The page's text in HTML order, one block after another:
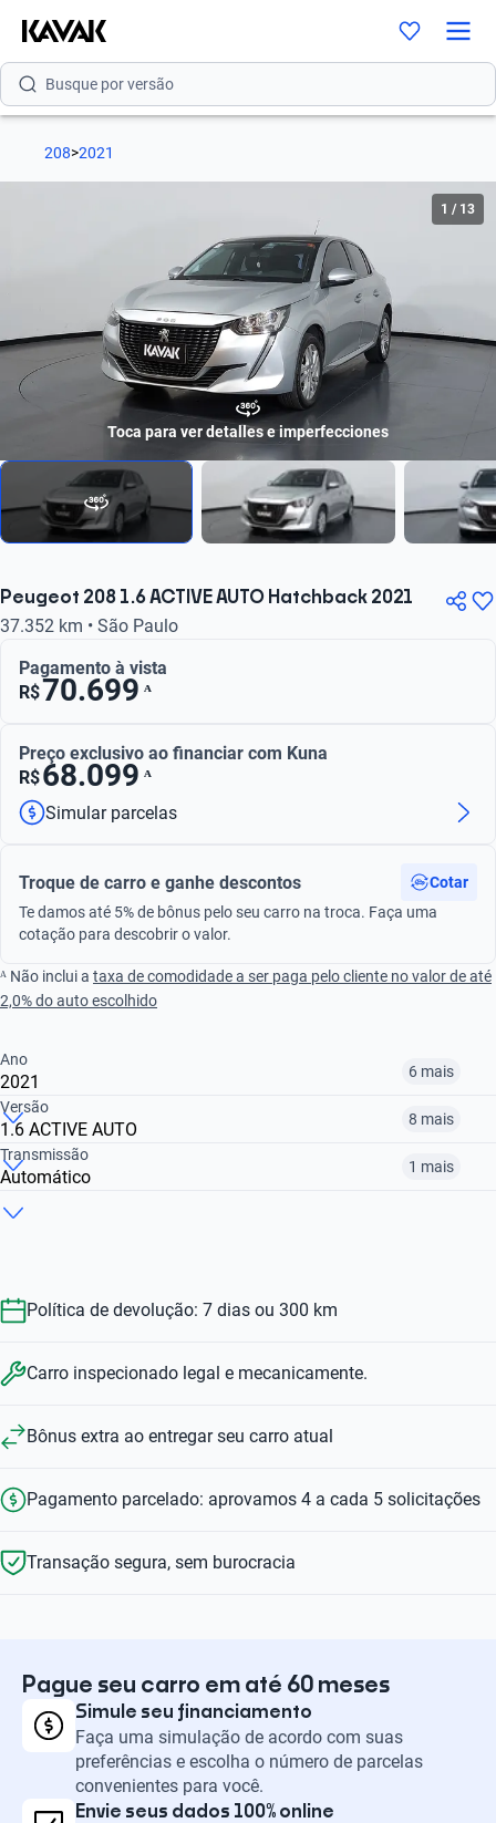
Busque por modelo
Busque por versão
Busque por versão
Busque por ano
208>2021
Toca para ver detalles e imperfecciones
1 / 13
Peugeot 208 1.6 ACTIVE AUTO Hatchback 2021
37.352 km • São Paulo
Pagamento à vista
R$70.699 ᴬ
Preço exclusivo ao financiar com Kuna
R$68.099 ᴬ
Simular parcelas
Troque de carro e ganhe descontos
Cotar
Te damos até 5% de bônus pelo seu carro na troca. Faça uma
cotação para descobrir o valor.
ᴬ Não inclui a taxa de comodidade a ser paga pelo cliente no valor de até
2,0% do auto escolhido
Ano
2021 6 mais
2015
R$ 47.399
Versão
1.6 ACTIVE AUTO 8 mais
1.2 ALLURE
Transmissão
Automático 1 mais
Política de devolução: 7 dias ou 300 km
Carro inspecionado legal e mecanicamente.
Bônus extra ao entregar seu carro atual
Pagamento parcelado: aprovamos 4 a cada 5 solicitações
Transação segura, sem burocracia
Pague seu carro em até 60 meses
Simule seu financiamento
Faça uma simulação de acordo com suas
preferências e escolha o número de parcelas
convenientes para você.
Envie seus dados 100% online